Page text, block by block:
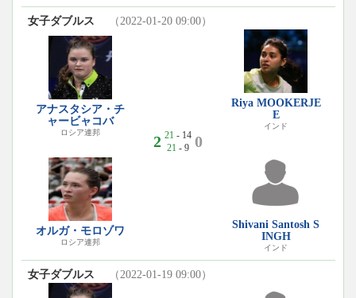
女子ダブルス （2022-01-20 09:00）
アナスタシア・チ
ャービャコバ
ロシア連邦
オルガ・モロゾワ
ロシア連邦
2 21 - 14
21 - 9 0
Riya MOOKERJE
E
インド
Shivani Santosh S
INGH
インド
女子ダブルス （2022-01-19 09:00）